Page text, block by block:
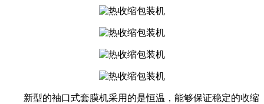
新型的袖口式套膜机采用的是恒温，能够保证稳定的收缩